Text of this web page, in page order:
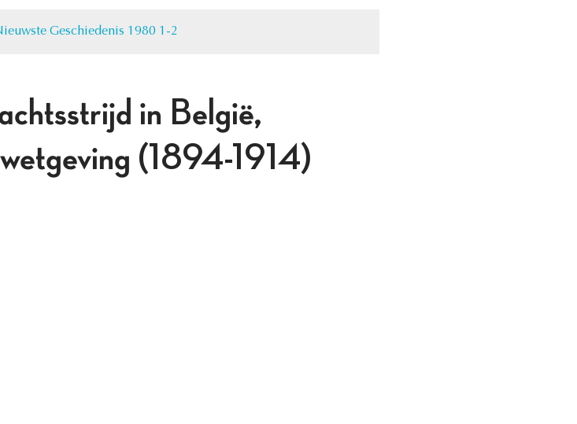
Geschiedenis 1980 1-2
in België,
(1894-1914)